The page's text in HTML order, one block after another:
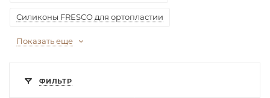
Силиконы FRESCO для ортопластии
Показать еще
ФИЛЬТР